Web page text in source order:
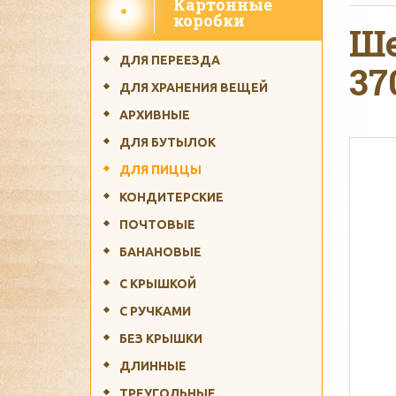
Бесплатная доставка
Срок
Производство
Картонные
коробки
ДЛЯ ПЕРЕЕЗДА
ДЛЯ ХРАНЕНИЯ ВЕЩЕЙ
АРХИВНЫЕ
ДЛЯ БУТЫЛОК
ДЛЯ ПИЦЦЫ
КОНДИТЕРСКИЕ
ПОЧТОВЫЕ
БАНАНОВЫЕ
С КРЫШКОЙ
С РУЧКАМИ
БЕЗ КРЫШКИ
ДЛИННЫЕ